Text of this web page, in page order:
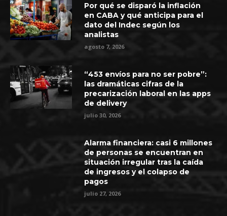
Por qué se disparó la inflación
en CABA y qué anticipa para el
dato del Indec según los
analistas
agosto 7, 2026
“453 envíos para no ser pobre”:
las dramáticas cifras de la
precarización laboral en las apps
de delivery
julio 30, 2026
Alarma financiera: casi 6 millones
de personas se encuentran en
situación irregular tras la caída
de ingresos y el colapso de
pagos
julio 27, 2026